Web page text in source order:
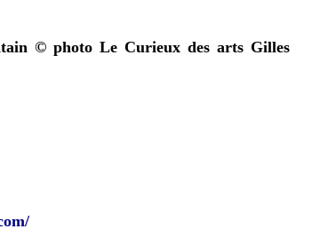
© photo Le Curieux des arts Gilles